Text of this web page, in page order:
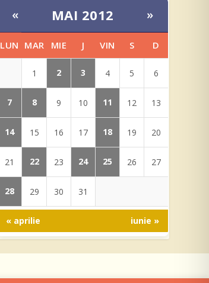
« MAI 2012 »
LUN MAR MIE J VIN S D
1 2 3 4 5 6
7 8 9 10 11 12 13
14 15 16 17 18 19 20
21 22 23 24 25 26 27
28 29 30 31
« aprilie iunie »